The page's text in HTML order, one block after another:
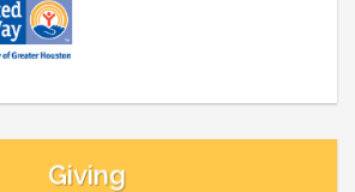
Giving